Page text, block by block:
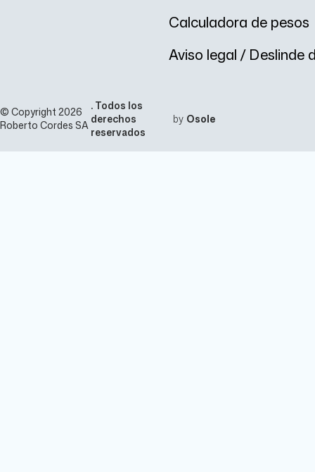
Calculadora de pesos
Aviso legal / Deslinde
© Copyright 2026
Roberto Cordes SA
. Todos los
derechos
reservados
by Osole